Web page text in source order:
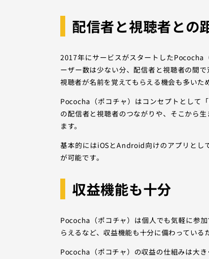
配信者と視聴者との
2017年にサービスがスタートしたPococha
ーザー数は少ない分、配信者と視聴者の間
視聴者が名前を覚えてもらえる機会も多いた
Pococha（ポコチャ）はコンセプトとして
の配信者と視聴者のつながりや、そこから
ます。
基本的にはiOSとAndroid向けのアプリとし
が可能です。
収益機能も十分
Pococha（ポコチャ）は個人でも気軽に参
らえるなど、収益機能も十分に備わっている
Pococha（ポコチャ）の収益の仕組みは大